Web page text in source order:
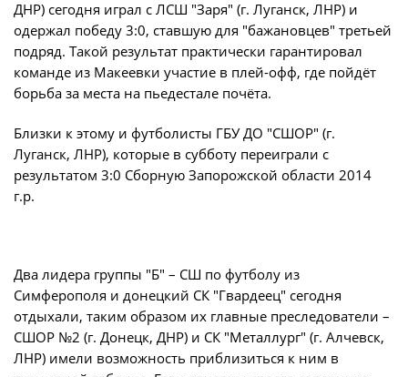
Новости
О турнире
футболу "Содружество"
Календарь и результаты матчей
Игроки
Дисквалификации
Новости
Юрист
Бухгалтерия
Служба безопасности
Пресс-служба
Отдел информационных технологий
Комитеты
Контрольно-дисциплинарный комитет
Документы
Учредительные документы
ДНР) сегодня играл с ЛСШ "Заря" (г. Луганск, ЛНР) и
одержал победу 3:0, ставшую для "бажановцев" третьей
подряд. Такой результат практически гарантировал
команде из Макеевки участие в плей-офф, где пойдёт
борьба за места на пьедестале почёта.
Близки к этому и футболисты ГБУ ДО "СШОР" (г.
Луганск, ЛНР), которые в субботу переиграли с
результатом 3:0 Сборную Запорожской области 2014
г.р.
Два лидера группы "Б" – СШ по футболу из
Симферополя и донецкий СК "Гвардеец" сегодня
отдыхали, таким образом их главные преследователи –
СШОР №2 (г. Донецк, ДНР) и СК "Металлург" (г. Алчевск,
ЛНР) имели возможность приблизиться к ним в